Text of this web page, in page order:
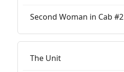
Second Woman in Cab #2
The Unit